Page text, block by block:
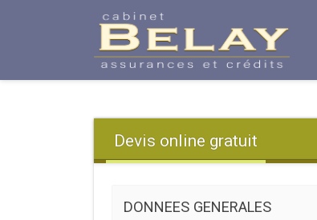
Devis online gratuit
DONNEES GENERALES